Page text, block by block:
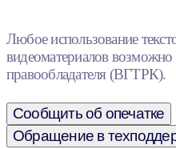
Любое использование
видеоматериалов возможно
правообладателя (ВГТРК).
Сообщить об опечатке
Обращение в